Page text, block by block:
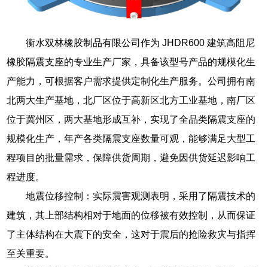
衡水双林橡胶制品有限公司作为 JHDR600 建筑高阻尼
橡胶隔震支座的专业生产厂家，具备该型号产品的规模化生
产能力，可根据客户需求提供定制化生产服务。公司拥有南
北两大生产基地，北厂区位于高新区北方工业基地，南厂区
位于冀州区，两大基地形成互补，实现了全品类隔震支座的
规模化生产，年产各类隔震支座数量可观，能够满足大型工
程项目的批量需求，保障供货周期，避免因供货延迟影响工
程进度。
地震位移控制：实际震害观测表明，采用了隔震技术的
建筑，其上部结构相对于地面的位移被有效控制，从而保证
了主体结构在大震下的安全，这对于震后的抢险救灾与指挥
至关重要。